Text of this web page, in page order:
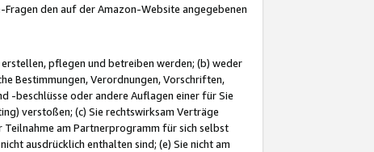
den auf der Amazon-Website angegebenen
pflegen und betreiben werden; (b) weder
Bestimmungen, Verordnungen, Vorschriften,
-beschlüsse oder andere Auflagen einer für Sie
verstoßen; (c) Sie rechtswirksam Verträge
Teilnahme am Partnerprogramm für sich selbst
ausdrücklich enthalten sind; (e) Sie nicht am